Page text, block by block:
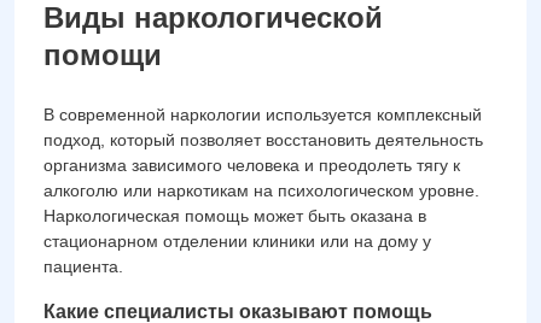
Виды наркологической
помощи
В современной наркологии используется комплексный
подход, который позволяет восстановить деятельность
организма зависимого человека и преодолеть тягу к
алкоголю или наркотикам на психологическом уровне.
Наркологическая помощь может быть оказана в
стационарном отделении клиники или на дому у
пациента.
Какие специалисты оказывают помощь